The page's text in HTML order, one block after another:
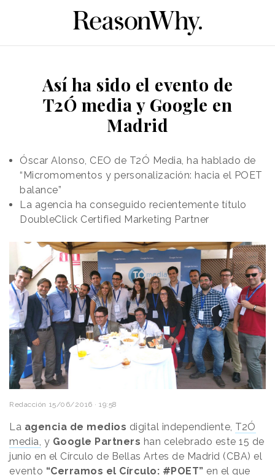
Así ha sido el evento de
T2Ó media y Google en
Madrid
Óscar Alonso, CEO de T2Ó Media, ha hablado de
“Micromomentos y personalización: hacia el POET
balance”
La agencia ha conseguido recientemente título
DoubleClick Certified Marketing Partner
Redacción 15/06/2016 · 19:58
La agencia de medios digital independiente, T2Ó
media, y Google Partners han celebrado este 15 de
junio en el Círculo de Bellas Artes de Madrid (CBA) el
evento “Cerramos el Círculo: #POET” en el que